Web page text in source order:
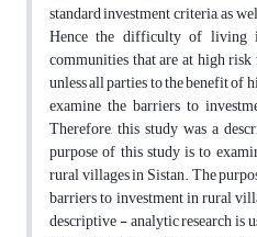
standard investment criteria, as
Hence the difficulty of living
communities that are at high
unless all parties to the benefit of
examine the barriers to
Therefore, this study was a
purpose of this study is to
rural villages in Sistan. The
barriers to investment in rural
descriptive - analytic research is